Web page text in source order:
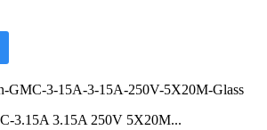
3.15A 3.15A 250V 5X20M...